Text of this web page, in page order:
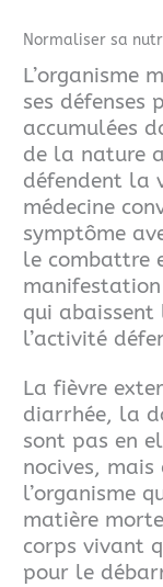
Normaliser sa
L’organisme
ses défenses
accumulées
de la nature
défendent la
médecine
symptôme
le combattre
qui abaissent
l’activité
La fièvre
diarrhée, la
sont pas en
nocives,
l’organisme
matière
corps vivant
pour le